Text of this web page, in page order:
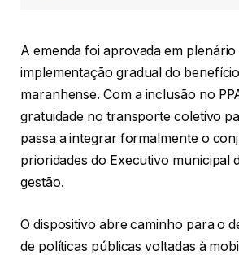
A emenda foi aprovada em
implementação gradual do
maranhense. Com a inclusão no
gratuidade no transporte coletivo
passa a integrar formalmente o
prioridades do Executivo municipal
gestão.
O dispositivo abre caminho para o
de políticas públicas voltadas à